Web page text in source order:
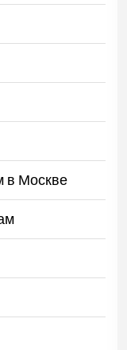
в Москве